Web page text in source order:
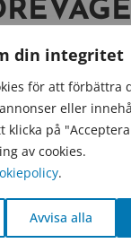
din integritet
för att förbättra
eller
klicka på
av cookies.
.
Avvisa alla
35
OLA.SE
0140 –